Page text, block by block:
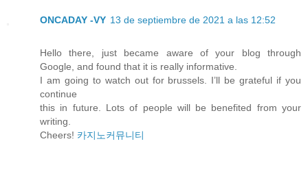
ONCADAY -VY 13 de septiembre de 2021 a las 12:52
Hello there, just became aware of your blog through
Google, and found that it is really informative.
I am going to watch out for brussels. I’ll be grateful if you
continue
this in future. Lots of people will be benefited from your
writing.
Cheers! 카지노커뮤니티